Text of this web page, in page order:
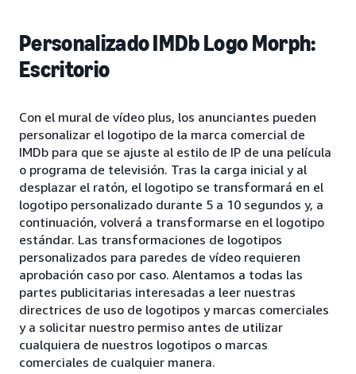
Personalizado IMDb Logo Morph:
Escritorio
Con el mural de vídeo plus, los anunciantes pueden
personalizar el logotipo de la marca comercial de
IMDb para que se ajuste al estilo de IP de una película
o programa de televisión. Tras la carga inicial y al
desplazar el ratón, el logotipo se transformará en el
logotipo personalizado durante 5 a 10 segundos y, a
continuación, volverá a transformarse en el logotipo
estándar. Las transformaciones de logotipos
personalizados para paredes de vídeo requieren
aprobación caso por caso. Alentamos a todas las
partes publicitarias interesadas a leer nuestras
directrices de uso de logotipos y marcas comerciales
y a solicitar nuestro permiso antes de utilizar
cualquiera de nuestros logotipos o marcas
comerciales de cualquier manera.